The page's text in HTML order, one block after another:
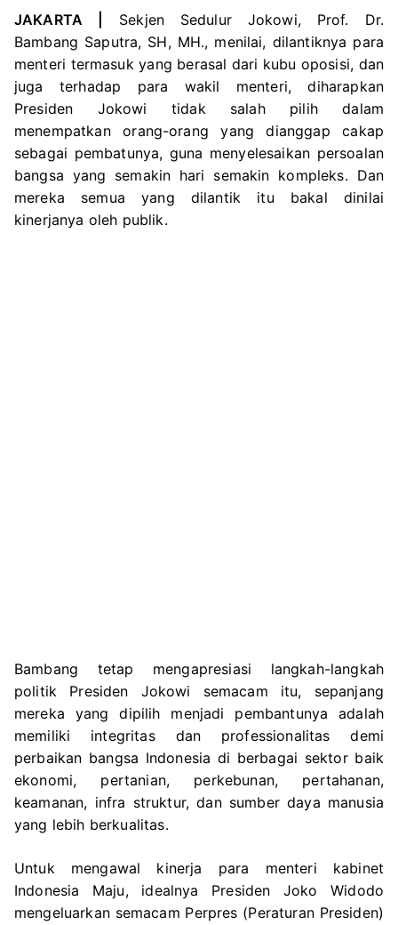
JAKARTA |
Sekjen Sedulur Jokowi, Prof. Dr.
Bambang Saputra, SH, MH., menilai, dilantiknya para
menteri termasuk yang berasal dari kubu oposisi, dan
juga terhadap para wakil menteri, diharapkan
Presiden Jokowi tidak salah pilih dalam
menempatkan orang-orang yang dianggap cakap
sebagai pembatunya, guna menyelesaikan persoalan
bangsa yang semakin hari semakin kompleks. Dan
mereka semua yang dilantik itu bakal dinilai
kinerjanya oleh publik.
Bambang tetap mengapresiasi langkah-langkah
politik Presiden Jokowi semacam itu, sepanjang
mereka yang dipilih menjadi pembantunya adalah
memiliki integritas dan professionalitas demi
perbaikan bangsa Indonesia di berbagai sektor baik
ekonomi, pertanian, perkebunan, pertahanan,
keamanan, infra struktur, dan sumber daya manusia
yang lebih berkualitas.
Untuk mengawal kinerja para menteri kabinet
Indonesia Maju, idealnya Presiden Joko Widodo
mengeluarkan semacam Perpres (Peraturan Presiden)